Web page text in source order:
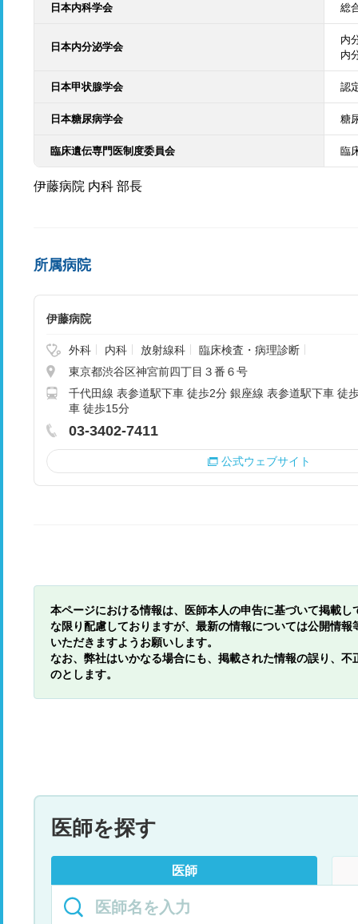
日本内科学会 総
日本内分泌学会
内
内
日本甲状腺学会 認
日本糖尿病学会 糖
臨床遺伝専門医制度委員会 臨
伊藤病院 内科 部長
所属病院
伊藤病院
外科 内科 放射線科
臨床検査・病理診断
東京都渋谷区神宮前四丁目３番６号
千代田線 表参道駅下車 徒歩2分 銀座線 表参道駅下車 徒
車 徒歩15分
03-3402-7411
公式ウェブサイト
本ページにおける情報は、医師本人の申告に基づいて掲載
な限り配慮しておりますが、最新の情報については公開情
いただきますようお願いします。
なお、弊社はいかなる場合にも、掲載された情報の誤り、
のとします。
医師を探す
医師